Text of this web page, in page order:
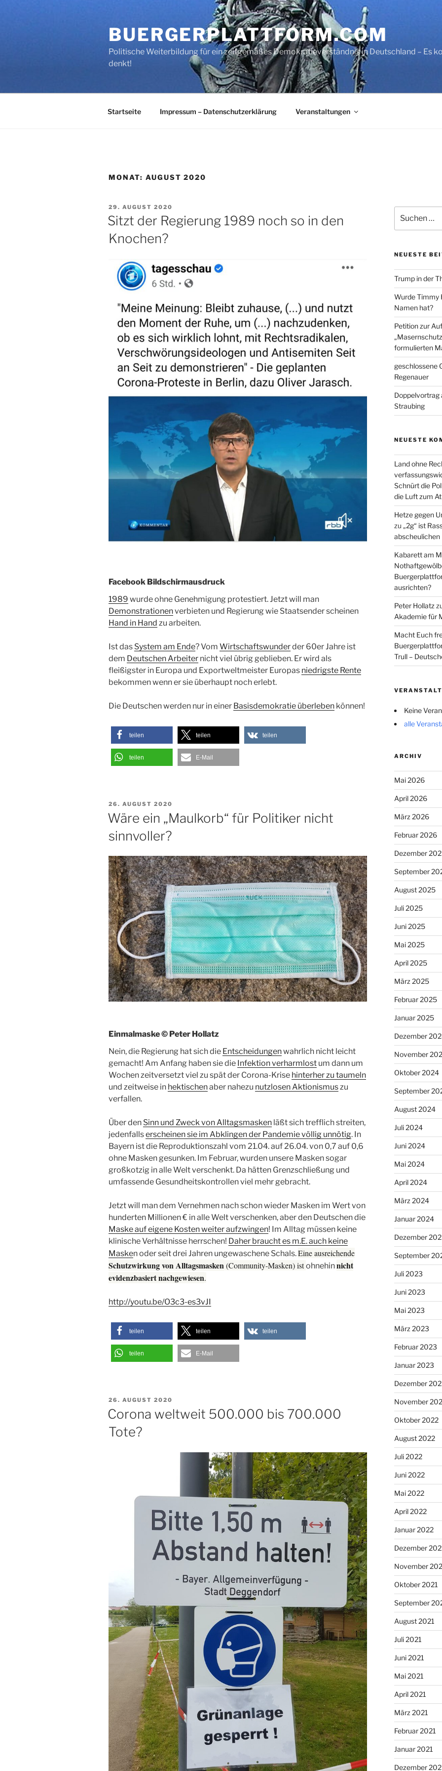
BUERGERPLATTFORM.COM
Politische Weiterbildung für ein zeitgemäßes Demokratieverständnis in Deutschland – Es
denkt!
Startseite Impressum – Datenschutzerklärung Veranstaltungen
MONAT: AUGUST 2020
VERÖFFENTLICHT
AM
29. AUGUST 2020
Sitzt der Regierung 1989 noch so in den
Knochen?
Facebook Bildschirmausdruck
1989 wurde ohne Genehmigung protestiert. Jetzt will man
Demonstrationenverbieten und Regierung wie Staatsender scheinen
Hand in Hand zu arbeiten.
Ist das System am Ende? Vom Wirtschaftswunderder 60er Jahre ist
dem Deutschen Arbeiter nicht viel übrig geblieben. Er wird als
fleißigster in Europa und Exportweltmeister Europas niedrigste Rente
bekommen wenn er sie überhaupt noch erlebt.
Die Deutschen werden nur in einer Basisdemokratie überleben können!
teilen teilen teilen
teilen E-Mail
VERÖFFENTLICHT
AM
26. AUGUST 2020
Wäre ein „Maulkorb“ für Politiker nicht
sinnvoller?
Einmalmaske © Peter Hollatz
Nein, die Regierung hat sich die Entscheidungenwahrlich nicht leicht
gemacht! Am Anfang haben sie die Infektion verharmlost um dann um
Wochen zeitversetzt viel zu spät der Corona-Krise hinterher zu taumeln
und zeitweise in hektischenaber nahezu nutzlosen Aktionismuszu
verfallen.
Über den Sinn und Zweck von Alltagsmasken läßt sich trefflich streiten,
jedenfallserscheinen sie im Abklingen der Pandemie völlig unnötig. In
Bayern ist die Reproduktionszahl vom 21.04. auf 26.04. von 0,7 auf 0,6
ohne Masken gesunken. Im Februar, wurden unsere Masken sogar
großkotzig in alle Welt verschenkt. Da hätten Grenzschließung und
umfassende Gesundheitskontrollen viel mehr gebracht.
Jetzt will man dem Vernehmen nach schon wieder Masken im Wert von
hunderten Millionen € in alle Welt verschenken, aber den Deutschen die
Maske auf eigene Kosten weiter aufzwingen! Im Alltag müssen keine
klinische Verhältnisse herrschen! Daher braucht es m.E. auch keine
Masken oder seit drei Jahren ungewaschene Schals.Eine ausreichende
Schutzwirkung von Alltagsmasken(Community-Masken) ist ohnehinnicht
evidenzbasiert nachgewiesen.
http://youtu.be/O3c3-es3vJI
teilen teilen teilen
teilen E-Mail
VERÖFFENTLICHT
AM
26. AUGUST 2020
Corona weltweit 500.000 bis 700.000
Tote?
nach:
NEUESTE
Trump in der
Wurde Timmy
Namen hat?
Petition zur
formulierten
geschlossene
Regenauer
Doppelvortrag
Straubing
NEUESTE
Land ohne
Schnürt die
die Luft zum
Hetze gegen
zu „2g“ ist
abscheulichen
Kabarett am
ausrichten?
Peter Hollatz
Akademie für
Macht Euch
Trull –
Keine
alle
ARCHIV
Mai 2026
April 2026
März 2026
Februar 2026
Dezember
September
August 2025
Juli 2025
Juni 2025
Mai 2025
April 2025
März 2025
Februar 2025
Januar 2025
Dezember
November
Oktober 2024
September
August 2024
Juli 2024
Juni 2024
Mai 2024
April 2024
März 2024
Januar 2024
Dezember
September
Juli 2023
Juni 2023
Mai 2023
März 2023
Februar 2023
Januar 2023
Dezember
November
Oktober 2022
August 2022
Juli 2022
Juni 2022
Mai 2022
April 2022
Januar 2022
Dezember
November
Oktober 2021
September
August 2021
Juli 2021
Juni 2021
Mai 2021
April 2021
März 2021
Februar 2021
Januar 2021
Dezember